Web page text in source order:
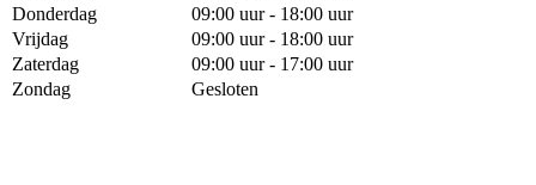
Donderdag
09:00 uur - 18:00 uur
Vrijdag
09:00 uur - 18:00 uur
Zaterdag
09:00 uur - 17:00 uur
Zondag
Gesloten